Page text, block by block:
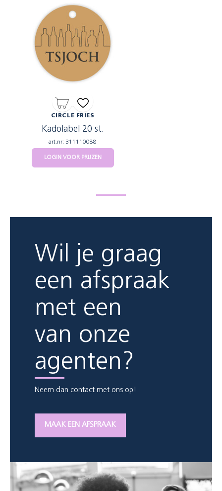
CIRCLE FRIES
Kadolabel 20 st.
art.nr: 311110088
LOGIN VOOR PRIJZEN
Wil je graag
een afspraak
met een
van onze
agenten?
Neem dan contact met ons op!
MAAK EEN AFSPRAAK